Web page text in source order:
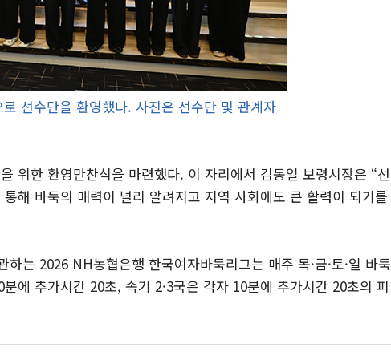
선수단을 환영했다. 사진은 선수단 및 관계자
위한 환영만찬식을 마련했다. 이 자리에서 김동일 보령시장은 “선
해 바둑의 매력이 널리 알려지고 지역 사회에도 큰 활력이 되기를
는 2026 NH농협은행 한국여자바둑리그는 매주 목·금·토·일 바둑
에 추가시간 20초, 속기 2·3국은 각자 10분에 추가시간 20초의 피